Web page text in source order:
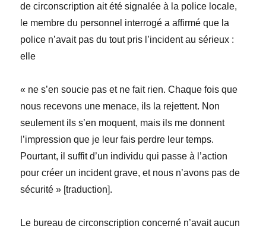
de circonscription ait été signalée à la police locale,
le membre du personnel interrogé a affirmé que la
police n’avait pas du tout pris l’incident au sérieux :
elle
« ne s’en soucie pas et ne fait rien. Chaque fois que
nous recevons une menace, ils la rejettent. Non
seulement ils s’en moquent, mais ils me donnent
l’impression que je leur fais perdre leur temps.
Pourtant, il suffit d’un individu qui passe à l’action
pour créer un incident grave, et nous n’avons pas de
sécurité » [traduction].
Le bureau de circonscription concerné n’avait aucun